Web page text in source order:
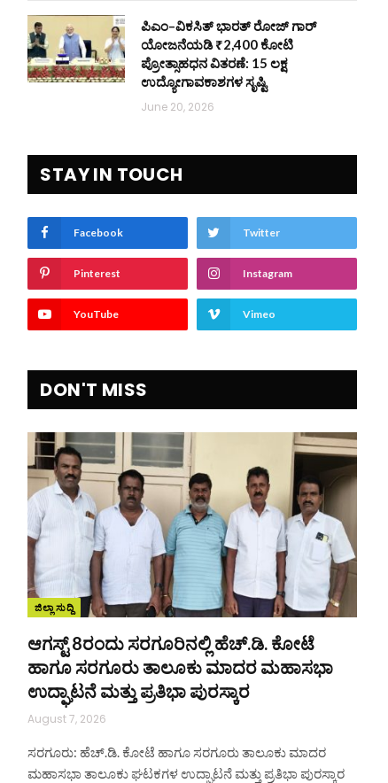
ಪಿಎಂ–ವಿಕಸಿತ್ ಭಾರತ್ ರೋಜ್‌ ಗಾರ್
ಯೋಜನೆಯಡಿ ₹2,400 ಕೋಟಿ
ಪ್ರೋತ್ಸಾಹಧನ ವಿತರಣೆ: 15 ಲಕ್ಷ
ಉದ್ಯೋಗಾವಕಾಶಗಳ ಸೃಷ್ಟಿ
June 20, 2026
STAY IN TOUCH
Facebook Twitter
Pinterest Instagram
YouTube Vimeo
DON'T MISS
ಜಿಲ್ಲಾ ಸುದ್ದಿ
ಆಗಸ್ಟ್ 8ರಂದು ಸರಗೂರಿನಲ್ಲಿ ಹೆಚ್.ಡಿ. ಕೋಟೆ
ಹಾಗೂ ಸರಗೂರು ತಾಲೂಕು ಮಾದರ ಮಹಾಸಭಾ
ಉದ್ಘಾಟನೆ ಮತ್ತು ಪ್ರತಿಭಾ ಪುರಸ್ಕಾರ
August 7, 2026
ಸರಗೂರು: ಹೆಚ್.ಡಿ. ಕೋಟೆ ಹಾಗೂ ಸರಗೂರು ತಾಲೂಕು ಮಾದರ
ಮಹಾಸಭಾ ತಾಲೂಕು ಘಟಕಗಳ ಉದ್ಘಾಟನೆ ಮತ್ತು ಪ್ರತಿಭಾ ಪುರಸ್ಕಾರ